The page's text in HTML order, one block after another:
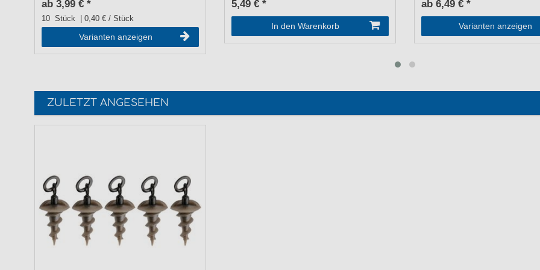
ab 3,99 € *
10 Stück | 0,40 € / Stück
Varianten anzeigen
5,49 € *
In den Warenkorb
ab 6,49 € *
Varianten anzeigen
ZULETZT ANGESEHEN